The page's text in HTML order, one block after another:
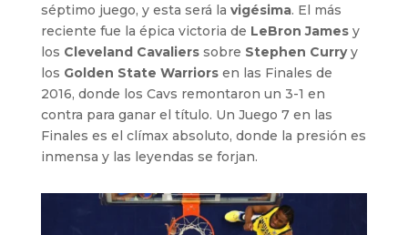
séptimo juego, y esta será la vigésima. El más
reciente fue la épica victoria de LeBron Jamesy
los Cleveland Cavalierssobre Stephen Curryy
los Golden State Warriorsen las Finales de
2016, donde los Cavs remontaron un 3-1 en
contra para ganar el título. Un Juego 7 en las
Finales es el clímax absoluto, donde la presión es
inmensa y las leyendas se forjan.